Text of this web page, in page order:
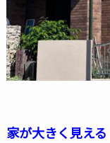
家が大きく見える